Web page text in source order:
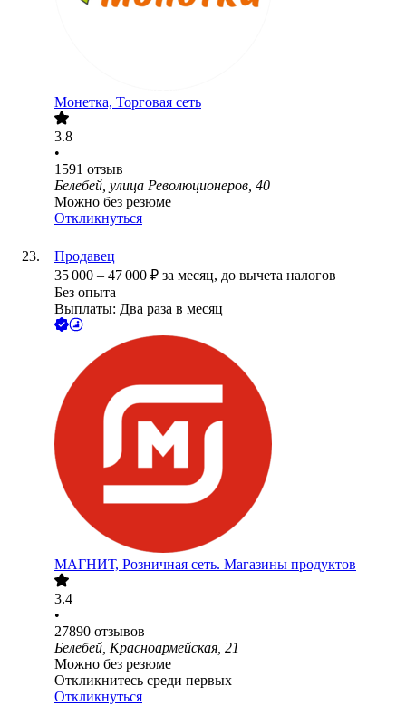
Монетка, Торговая сеть
3.8
•
1591 отзыв
Белебей, улица Революционеров, 40
Можно без резюме
Откликнуться
Продавец
35 000 – 47 000 ₽ за месяц, до вычета налогов
Без опыта
Выплаты: Два раза в месяц
МАГНИТ, Розничная сеть. Магазины продуктов
3.4
•
27890 отзывов
Белебей, Красноармейская, 21
Можно без резюме
Откликнитесь среди первых
Откликнуться